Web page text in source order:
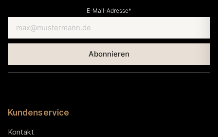
E-Mail-Adresse*
Kundenservice
Kontakt